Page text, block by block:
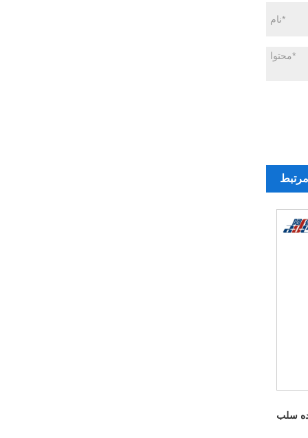
سلب